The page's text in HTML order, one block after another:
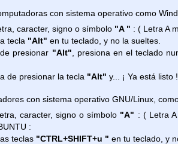
con sistema operativo como
caracter, signo o símbolo "A " : ( Letra A
tecla "Alt" en tu teclado, y no la sueltes.
presionar "Alt" , presiona en el teclado
de presionar la tecla "Alt" y... ¡ Ya está listo
con sistema operativo GNU/Linux,
caracter, signo o símbolo "A" : ( Letra
:
teclas "CTRL+SHIFT+u " en tu teclado, y